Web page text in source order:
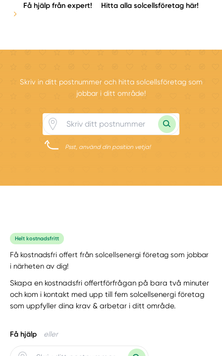
Få hjälp från expert! Hitta alla solcellsföretag här!
Skriv in ditt postnummer och hitta solcellsföretag som
jobbar i ditt område!
Psst, använd din position vetja!
Helt kostnadsfritt
Få kostnadsfri offert från solcellsenergi företag som jobbar
i närheten av dig!
Skapa en kostnadsfri offertförfrågan på bara två minuter
och kom i kontakt med upp till fem solcellsenergi företag
som uppfyller dina krav & arbetar i ditt område.
Få hjälp eller